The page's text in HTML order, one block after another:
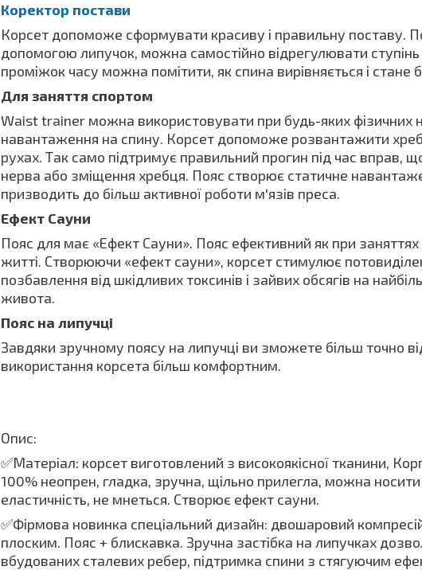
Коректор постави
Корсет допоможе сформувати красиву і правильну поставу.
допомогою липучок, можна самостійно відрегулювати
проміжок часу можна помітити, як спина вирівняється і стане
Для заняття спортом
Waist trainer можна використовувати при будь-яких
навантаження на спину. Корсет допоможе розвантажити
рухах. Так само підтримує правильний прогин під час вправ,
нерва або зміщення хребця. Пояс створює статичне
призводить до більш активної роботи м'язів преса.
Ефект Сауни
Пояс для має «Ефект Сауни». Пояс ефективний як при
житті. Створюючи «ефект сауни», корсет стимулює
позбавлення від шкідливих токсинів і зайвих обсягів на
живота.
Пояс на липучці
Завдяки зручному поясу на липучці ви зможете більш точно
використання корсета більш комфортним.
Опис:
✅Матеріал: корсет виготовлений з високоякісної тканини,
100% неопрен, гладка, зручна, щільно прилегла, можна носити
еластичність, не мнеться. Створює ефект сауни.
✅Фірмова новинка спеціальний дизайн: двошаровий
плоским. Пояс + блискавка. Зручна застібка на липучках
вбудованих сталевих ребер, підтримка спини з стягуючим